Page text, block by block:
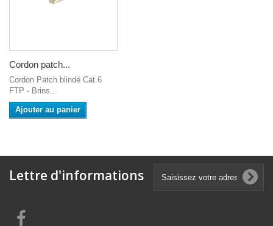
Cordon patch...
Cordon Patch blindé Cat.6
FTP - Brins...
Ajouter au panier
Lettre d'informations